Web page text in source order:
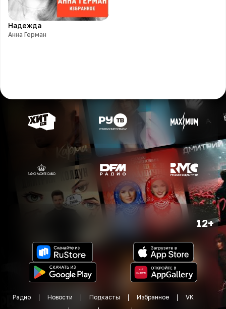
Надежда
Анна Герман
12+
Радио Новости Подкасты Избранное
VK